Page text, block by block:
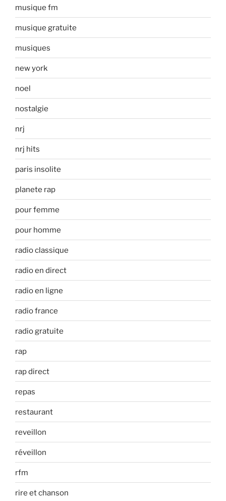
musique fm
musique gratuite
musiques
new york
noel
nostalgie
nrj
nrj hits
paris insolite
planete rap
pour femme
pour homme
radio classique
radio en direct
radio en ligne
radio france
radio gratuite
rap
rap direct
repas
restaurant
reveillon
réveillon
rfm
rire et chanson